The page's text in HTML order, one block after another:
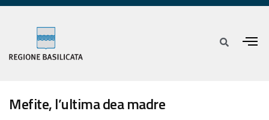
Mefite, l’ultima dea madre